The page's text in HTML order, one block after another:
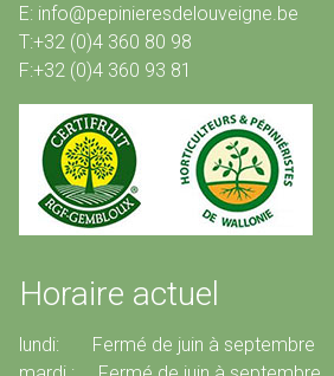
E: info@pepinieresdelouveigne.be
T:+32 (0)4 360 80 98
F:+32 (0)4 360 93 81
Horaire actuel
lundi: Fermé de juin à septembre